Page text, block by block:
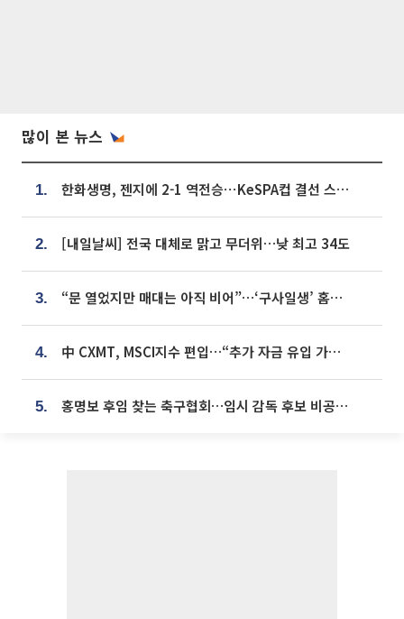
많이 본 뉴스
1. 한화생명, 젠지에 2-1 역전승⋯KeSPA컵 결선 스테이지 2 직행
2. [내일날씨] 전국 대체로 맑고 무더위…낮 최고 34도
3. “문 열었지만 매대는 아직 비어”…‘구사일생’ 홈플러스, 정상화 시험대[르포]
4. 中 CXMT, MSCI지수 편입…“추가 자금 유입 가능성”
5. 홍명보 후임 찾는 축구협회…임시 감독 후보 비공개 심사